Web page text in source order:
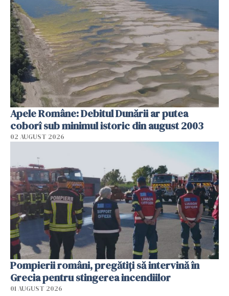
Apele Române: Debitul Dunării ar putea
coborî sub minimul istoric din august 2003
02 AUGUST 2026
Pompierii români, pregătiţi să intervină în
Grecia pentru stingerea incendiilor
01 AUGUST 2026